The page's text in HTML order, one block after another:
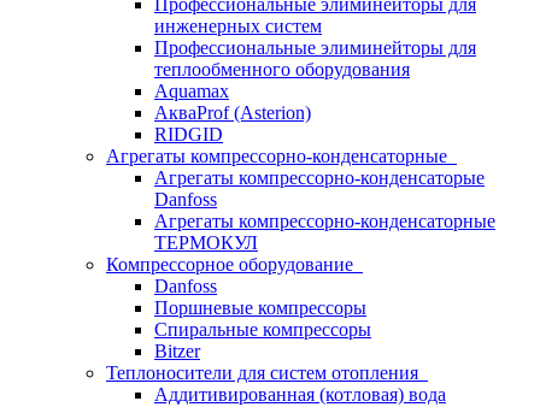
Профессиональные элиминейторы для
инженерных систем
Профессиональные элиминейторы для
теплообменного оборудования
Aquamax
АкваProf (Asterion)
RIDGID
Агрегаты компрессорно-конденсаторные
Агрегаты компрессорно-конденсаторые
Danfoss
Агрегаты компрессорно-конденсаторные
ТЕРМОКУЛ
Компрессорное оборудование
Danfoss
Поршневые компрессоры
Спиральные компрессоры
Bitzer
Теплоносители для систем отопления
Аддитивированная (котловая) вода